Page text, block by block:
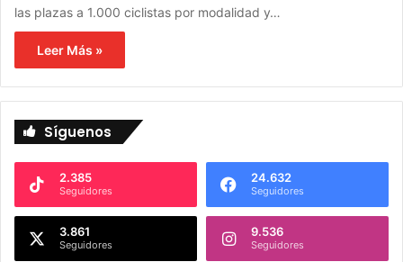
las plazas a 1.000 ciclistas por modalidad y…
Leer Más »
Síguenos
2.385
Seguidores
24.632
Seguidores
3.861
Seguidores
9.536
Seguidores